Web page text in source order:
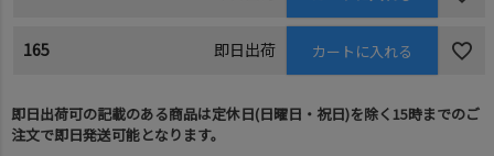
165 即日出荷 カートに入れる
即日出荷可の記載のある商品は定休日(日曜日・祝日)を除く15時までのご
注文で即日発送可能となります。